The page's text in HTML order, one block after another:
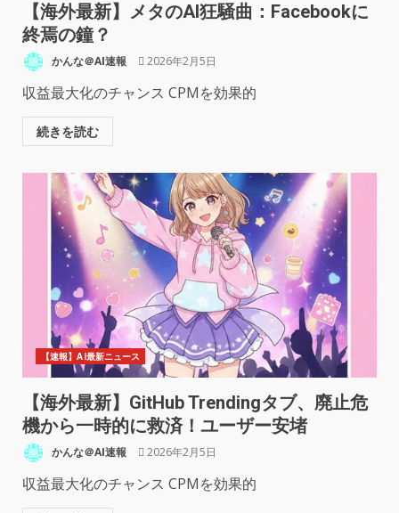
【海外最新】メタのAI狂騒曲：Facebookに
終焉の鐘？
かんな＠AI速報 2026年2月5日
収益最大化のチャンス CPMを効果的
続きを読む
【速報】AI最新ニュース
【海外最新】GitHub Trendingタブ、廃止危
機から一時的に救済！ユーザー安堵
かんな＠AI速報 2026年2月5日
収益最大化のチャンス CPMを効果的